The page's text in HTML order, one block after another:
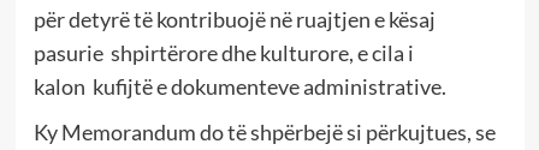
për detyrë të kontribuojë në ruajtjen e kësaj
pasurie shpirtërore dhe kulturore, e cila i
kalon kufijtë e dokumenteve administrative.
Ky Memorandum do të shpërbejë si përkujtues, se